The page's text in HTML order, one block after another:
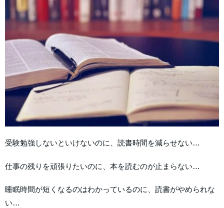
受験勉強しないといけないのに、読書時間を減らせない…
仕事の残りを頑張りたいのに、本を読むのが止まらない…
睡眠時間が短くなるのはわかっているのに、読書がやめられな
い…